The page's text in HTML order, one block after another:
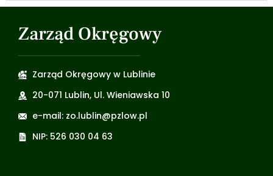
Zarząd Okręgowy
Zarząd Okręgowy w Lublinie
20-071 Lublin, Ul. Wieniawska 10
e-mail: zo.lublin@pzlow.pl
NIP: 526 030 04 63